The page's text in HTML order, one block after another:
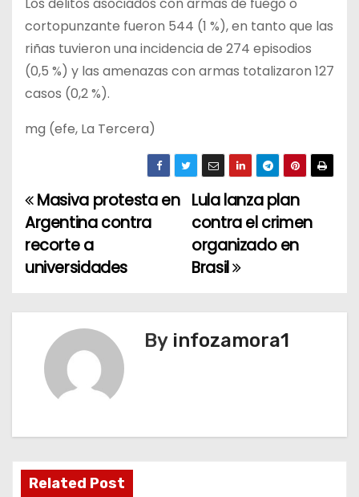
cortopunzante fueron 544 (1 %), en tanto que las
riñas tuvieron una incidencia de 274 episodios
(0,5 %) y las amenazas con armas totalizaron 127
casos (0,2 %).
mg (efe, La Tercera)
N
a
v
e
i
ó
Lula lanza plan
contra el crimen
organizado en
Brasil
Masiva protesta en
Argentina contra
recorte a
universidades
By infozamora1
Related Post